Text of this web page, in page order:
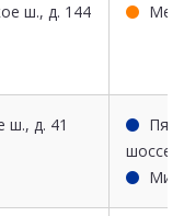
ш., д. 144
ш., д. 41
шоссе